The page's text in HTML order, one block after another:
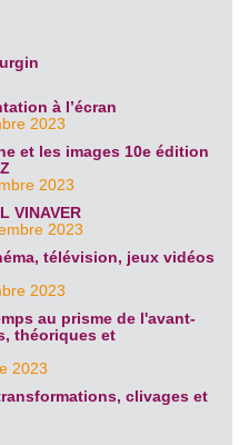
à l’écran
2023
et les images 10e édition
2023
VINAVER
2023
télévision, jeux vidéos
2023
au prisme de l'avant-
théoriques et
2023
clivages et